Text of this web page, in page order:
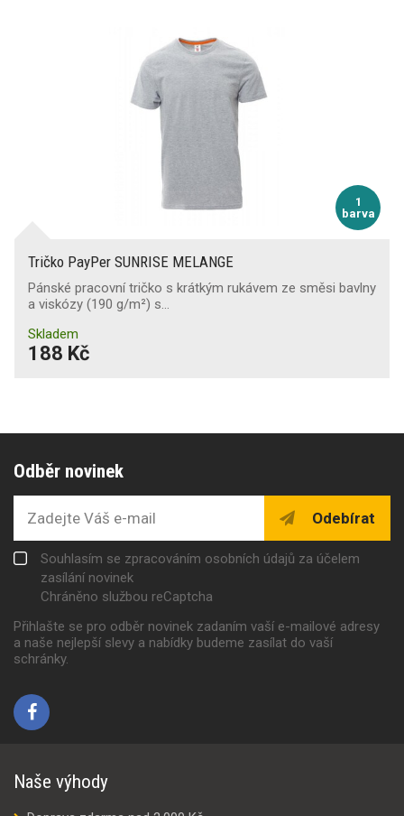
1
barva
Tričko PayPer SUNRISE MELANGE
Pánské pracovní tričko s krátkým rukávem ze směsi bavlny
a viskózy (190 g/m²) s…
Skladem
188 Kč
Odběr novinek
Odebírat
Souhlasím se zpracováním osobních údajů za účelem
zasílání novinek
Chráněno službou reCaptcha
Přihlašte se pro odběr novinek zadaním vaší e-mailové adresy
a naše nejlepší slevy a nabídky budeme zasílat do vaší
schránky.
Naše výhody